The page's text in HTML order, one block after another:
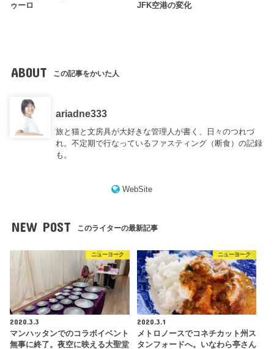
ゥーロ
JFK空港の変化
ABOUT この記事をかいた人
ariadne333
旅と猫と文房具が大好きな管理人が書く、日々のつれづ
れ。不定期で行なっているファスティング（断食）の記録
も。
WebSite
NEW POST このライターの最新記事
ニューヨーク
2020.3.3
マンハッタンでのコラボイベント
無事に終了。夜空に映える大聖堂
ニューヨーク
2020.3.1
メトロノースでコネチカット州ス
タンフォードへ。いなわら亭さん